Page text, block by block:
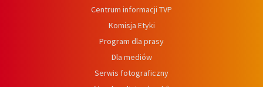
Centrum informacji TVP
Komisja Etyki
Program dla prasy
Dla mediów
Serwis fotograficzny